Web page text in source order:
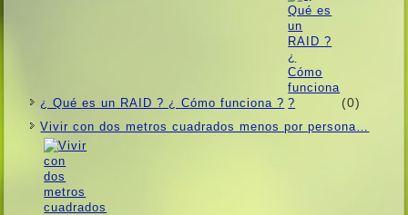
¿ Qué es un RAID ? ¿ Cómo funciona ? (0)
Vivir con dos metros cuadrados menos por persona…